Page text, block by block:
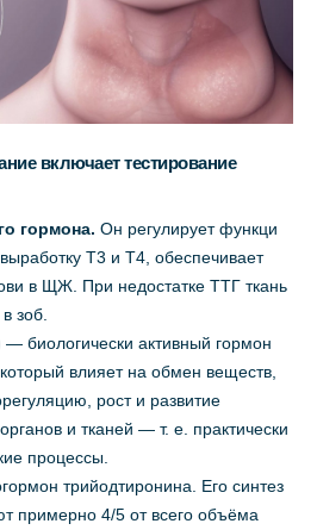
включает тестирование
гормона. Он регулирует функци
Т3 и Т4, обеспечивает
в ЩЖ. При недостатке ТТГ ткань
зоб.
— биологически активный гормон
влияет на обмен веществ,
рост и развитие
и тканей — т. е. практически
процессы.
трийодтиронина. Его синтез
примерно 4/5 от всего объёма